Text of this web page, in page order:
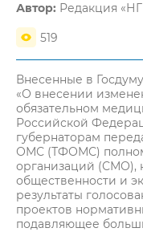
Автор: Редакция
519
Внесенные в
«О внесении
обязательном
Российской
губернаторам
ОМС (ТФОМС)
организаций (СМО),
общественности и
результаты
проектов
подавляющее